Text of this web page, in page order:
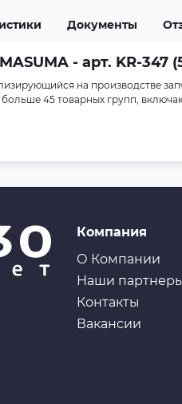
Документы
- арт. KR-347
на производстве
45 товарных групп,
Компания
О Компании
Наши
Контакты
Вакансии